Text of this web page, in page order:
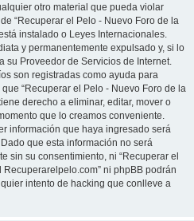
otro material que pueda violar
“Recuperar el Pelo - Nuevo Foro de la
instalado o Leyes Internacionales.
y permanentemente expulsado y, si lo
su Proveedor de Servicios de Internet.
son registradas como ayuda para
“Recuperar el Pelo - Nuevo Foro de la
derecho a eliminar, editar, mover o
que lo creamos conveniente.
información que haya ingresado será
que esta información no será
sin su consentimiento, ni “Recuperar el
ni phpBB podrán
intento de hacking que conlleve a